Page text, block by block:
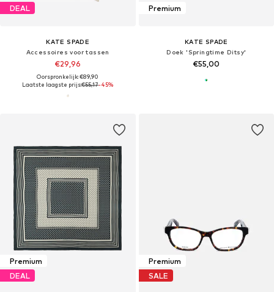
DEAL
KATE SPADE
Accessoires voor tassen
€29,96
Oorspronkelijk: €89,90
Laatste laagste prijs:€55,17-45%
Premium
KATE SPADE
Doek 'Springtime Ditsy'
€55,00
Premium
DEAL
Premium
SALE